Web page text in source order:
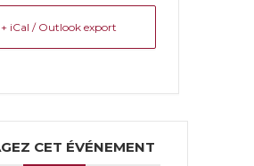
+ iCal / Outlook export
CET ÉVÉNEMENT